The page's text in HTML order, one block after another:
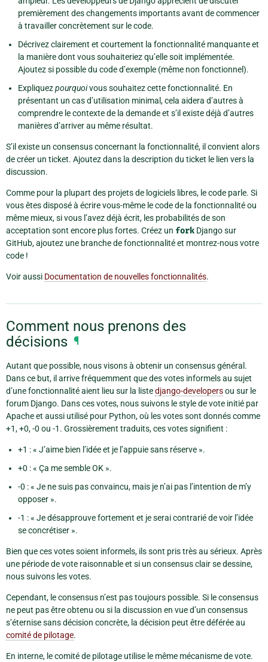
premièrement des changements importants avant de commencer
à travailler concrètement sur le code.
Décrivez clairement et courtement la fonctionnalité manquante et
la manière dont vous souhaiteriez qu’elle soit implémentée.
Ajoutez si possible du code d’exemple (même non fonctionnel).
Expliquezpourquoivous souhaitez cette fonctionnalité. En
présentant un cas d’utilisation minimal, cela aidera d’autres à
comprendre le contexte de la demande et s’il existe déjà d’autres
manières d’arriver au même résultat.
S’il existe un consensus concernant la fonctionnalité, il convient alors
de créer un ticket. Ajoutez dans la description du ticket le lien vers la
discussion.
Comme pour la plupart des projets de logiciels libres, le code parle. Si
vous êtes disposé à écrire vous-même le code de la fonctionnalité ou
même mieux, si vous l’avez déjà écrit, les probabilités de son
acceptation sont encore plus fortes. Créez un fork Django sur
GitHub, ajoutez une branche de fonctionnalité et montrez-nous votre
code !
Voir aussi Documentation de nouvelles fonctionnalités.
Comment nous prenons des
décisions ¶
Autant que possible, nous visons à obtenir un consensus général.
Dans ce but, il arrive fréquemment que des votes informels au sujet
d’une fonctionnalité aient lieu sur la listedjango-developersou sur le
forum Django. Dans ces votes, nous suivons le style de vote initié par
Apache et aussi utilisé pour Python, où les votes sont donnés comme
+1, +0, -0 ou -1. Grossièrement traduits, ces votes signifient :
+1 : « J’aime bien l’idée et je l’appuie sans réserve ».
+0 : « Ça me semble OK ».
-0 : « Je ne suis pas convaincu, mais je n’ai pas l’intention de m’y
opposer ».
-1 : « Je désapprouve fortement et je serai contrarié de voir l’idée
se concrétiser ».
Bien que ces votes soient informels, ils sont pris très au sérieux. Après
une période de vote raisonnable et si un consensus clair se dessine,
nous suivons les votes.
Cependant, le consensus n’est pas toujours possible. Si le consensus
ne peut pas être obtenu ou si la discussion en vue d’un consensus
s’éternise sans décision concrète, la décision peut être déférée au
comité de pilotage.
En interne, le comité de pilotage utilise le même mécanisme de vote.